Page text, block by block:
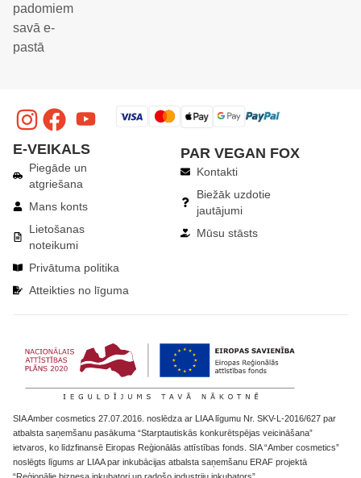
padomiem
savā e-
pastā
E-VEIKALS
Piegāde un
atgriešana
Mans konts
Lietošanas
noteikumi
Privātuma politika
Atteikties no līguma
PAR VEGAN FOX
Kontakti
Biežāk uzdotie
jautājumi
Mūsu stāsts
​SIA Amber cosmetics 27.07.2016. noslēdza ar LIAA līgumu Nr. SKV-L-2016/627 par
atbalsta saņemšanu pasākuma “Starptautiskās konkurētspējas veicināšana”
ietvaros, ko līdzfinansē Eiropas Reģionālās attīstības fonds. SIA “Amber cosmetics”
noslēgts līgums ar LIAA par inkubācijas atbalsta saņemšanu ERAF projektā